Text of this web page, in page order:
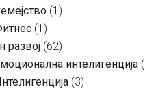
(1)
(1)
развој (62)
интелигенција
(3)